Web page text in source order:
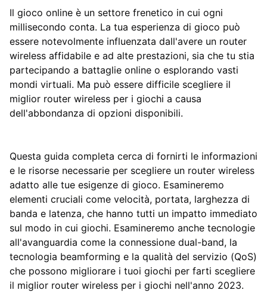
Il gioco online è un settore frenetico in cui ogni
millisecondo conta. La tua esperienza di gioco può
essere notevolmente influenzata dall'avere un router
wireless affidabile e ad alte prestazioni, sia che tu stia
partecipando a battaglie online o esplorando vasti
mondi virtuali. Ma può essere difficile scegliere il
miglior router wireless per i giochi a causa
dell'abbondanza di opzioni disponibili.
Questa guida completa cerca di fornirti le informazioni
e le risorse necessarie per scegliere un router wireless
adatto alle tue esigenze di gioco. Esamineremo
elementi cruciali come velocità, portata, larghezza di
banda e latenza, che hanno tutti un impatto immediato
sul modo in cui giochi. Esamineremo anche tecnologie
all'avanguardia come la connessione dual-band, la
tecnologia beamforming e la qualità del servizio (QoS)
che possono migliorare i tuoi giochi per farti scegliere
il miglior router wireless per i giochi nell'anno 2023.